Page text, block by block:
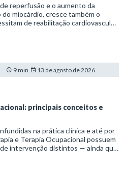
reperfusão e o aumento da
miocárdio, cresce também o
de reabilitação cardiovascular
9 min. 13 de agosto de 2026
principais conceitos e
na prática clínica e até por
e Terapia Ocupacional possuem
intervenção distintos — ainda que